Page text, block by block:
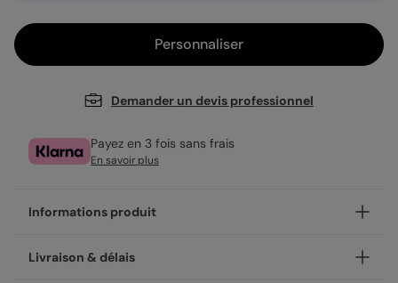
Personnaliser
Demander un devis professionnel
Payez en 3 fois sans frais
En savoir plus
Informations produit
Personnalisez vos cartes de visites Masseur, un outil de
Livraison & délais